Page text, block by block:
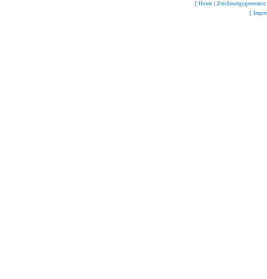
[ Home| Zeichnungsgenerator
[